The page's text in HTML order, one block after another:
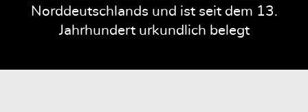
Norddeutschlands und ist seit dem 13.
Jahrhundert urkundlich belegt